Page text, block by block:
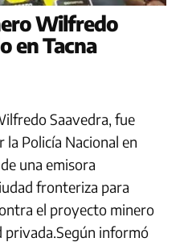
Wilfredo
en Tacna
Saavedra, fue
Policía Nacional en
una emisora
fronteriza para
el proyecto minero
privada.Según informó